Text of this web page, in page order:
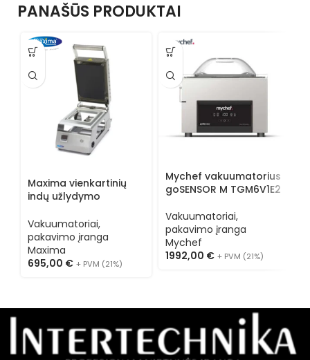
PANAŠŪS PRODUKTAI
Maxima vienkartinių
indų užlydymo
Vakuumatoriai,
pakavimo įranga
Maxima
695,00 € + PVM (21%)
Mychef vakuumatorius
goSENSOR M TGM6V1E2
Vakuumatoriai,
pakavimo įranga
Mychef
1992,00 € + PVM (21%)